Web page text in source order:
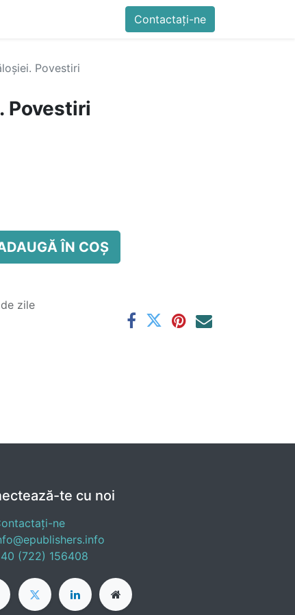
Contactați-ne Generator QR
Contactați-ne
Povestiri
Povestiri
ÎN COȘ
zile
te cu noi
ne
(722) 156408